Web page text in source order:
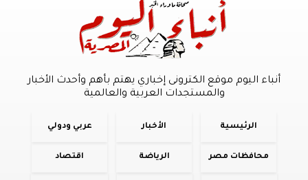
أنباء اليوم موقع الكترونى إخباري يهتم بأهم وأحدث الأخبار
والمستجدات العربية والعالمية
الرئيسية الأخبار عربي ودولي
محافظات مصر الرياضة اقتصاد